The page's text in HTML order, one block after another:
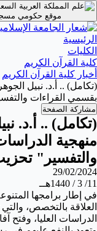
موقع حكومي
الرئيسية
الكليات
كلية القرآن الكريم
أخبار كلية القرآن الكريم
(تكامل) .. أ.د. نبيل
بقسمي القراءات
مشاركة الصفحة
(تكامل) .. أ.د.
منهجية
والتفسير"
29/02/2024
11/ 3 / 1440هــ
في إطار برامجها
العلاقة بالتخصص،
الدراسات العليا، وفتح